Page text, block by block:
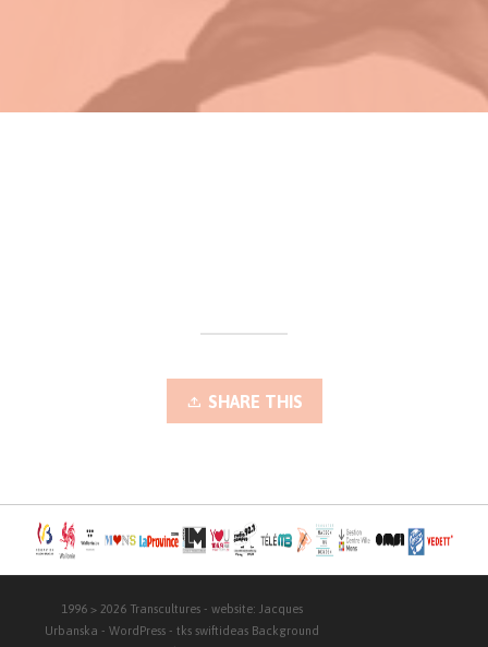
SHARE THIS
1996 > 2026 Transcultures - website:
Jacques
Urbanska -WordPress - tksswiftideas Background